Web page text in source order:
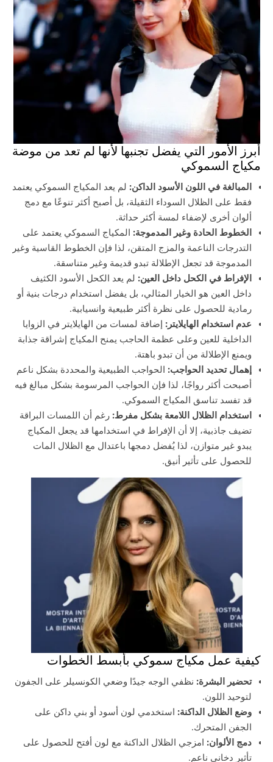
أبرز الأمور التي يفضل تجنبها لأنها لم تعد من موضة
مكياج السموكي
المبالغة في اللون الأسود الداكن: لم يعد المكياج السموكي يعتمد
فقط على الظلال السوداء الثقيلة، بل أصبح أكثر تنوعًا مع دمج
ألوان أخرى لإضفاء لمسة أكثر حداثة.
الخطوط الحادة وغير المدموجة: المكياج السموكي يعتمد على
التدرجات الناعمة والمزج المتقن، لذا فإن الخطوط القاسية وغير
المدموجة قد تجعل الإطلالة تبدو قديمة وغير متناسقة.
الإفراط في الكحل داخل العين: لم يعد الكحل الأسود الكثيف
داخل العين هو الخيار المثالي، بل يفضل استخدام درجات بنية أو
رمادية للحصول على نظرة أكثر طبيعية وانسيابية.
عدم استخدام الهايلايتر: إضافة لمسات من الهايلايتر في الزوايا
الداخلية للعين وعلى عظمة الحاجب يمنح المكياج إشراقة جذابة
ويمنع الإطلالة من أن تبدو باهتة.
إهمال تحديد الحواجب: الحواجب الطبيعية والمحددة بشكل ناعم
أصبحت أكثر رواجًا، لذا فإن الحواجب المرسومة بشكل مبالغ فيه
قد تفسد تناسق المكياج السموكي.
استخدام الظلال اللامعة بشكل مفرط: رغم أن اللمسات البراقة
تضيف جاذبية، إلا أن الإفراط في استخدامها قد يجعل المكياج
يبدو غير متوازن، لذا يُفضل دمجها باعتدال مع الظلال المات
للحصول على تأثير أنيق.
كيفية عمل مكياج سموكي بأبسط الخطوات
تحضير البشرة: نظفي الوجه جيدًا وضعي الكونسيلر على الجفون
لتوحيد اللون.
وضع الظلال الداكنة: استخدمي لون أسود أو بني داكن على
الجفن المتحرك.
دمج الألوان: امزجي الظلال الداكنة مع لون أفتح للحصول على
تأثير دخاني ناعم.